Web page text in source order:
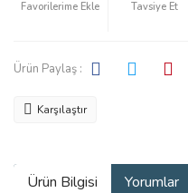
Tavsiye Et
Ürün Paylaş :
Karşılaştır
Ürün Bilgisi Yorumlar